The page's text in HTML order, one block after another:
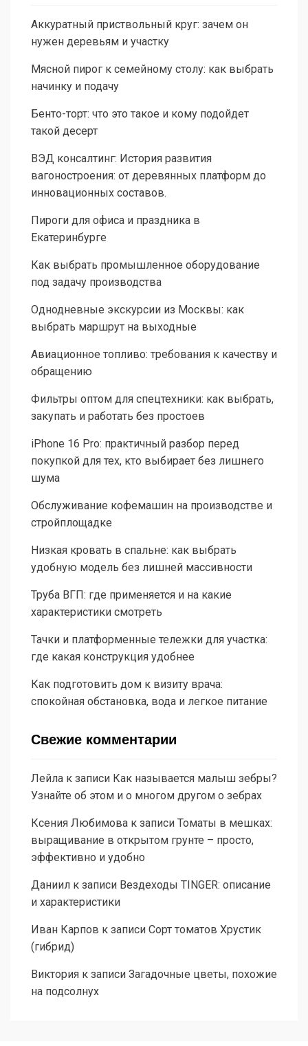
Аккуратный приствольный круг: зачем он
нужен деревьям и участку
Мясной пирог к семейному столу: как выбрать
начинку и подачу
Бенто-торт: что это такое и кому подойдет
такой десерт
ВЭД консалтинг: История развития
вагоностроения: от деревянных платформ до
инновационных составов.
Пироги для офиса и праздника в
Екатеринбурге
Как выбрать промышленное оборудование
под задачу производства
Однодневные экскурсии из Москвы: как
выбрать маршрут на выходные
Авиационное топливо: требования к качеству и
обращению
Фильтры оптом для спецтехники: как выбрать,
закупать и работать без простоев
iPhone 16 Pro: практичный разбор перед
покупкой для тех, кто выбирает без лишнего
шума
Обслуживание кофемашин на производстве и
стройплощадке
Низкая кровать в спальне: как выбрать
удобную модель без лишней массивности
Труба ВГП: где применяется и на какие
характеристики смотреть
Тачки и платформенные тележки для участка:
где какая конструкция удобнее
Как подготовить дом к визиту врача:
спокойная обстановка, вода и легкое питание
Свежие комментарии
Лейла к записи Как называется малыш зебры?
Узнайте об этом и о многом другом о зебрах
Ксения Любимова к записи Томаты в мешках:
выращивание в открытом грунте – просто,
эффективно и удобно
Даниил к записи Вездеходы TINGER: описание
и характеристики
Иван Карпов к записи Сорт томатов Хрустик
(гибрид)
Виктория к записи Загадочные цветы, похожие
на подсолнух